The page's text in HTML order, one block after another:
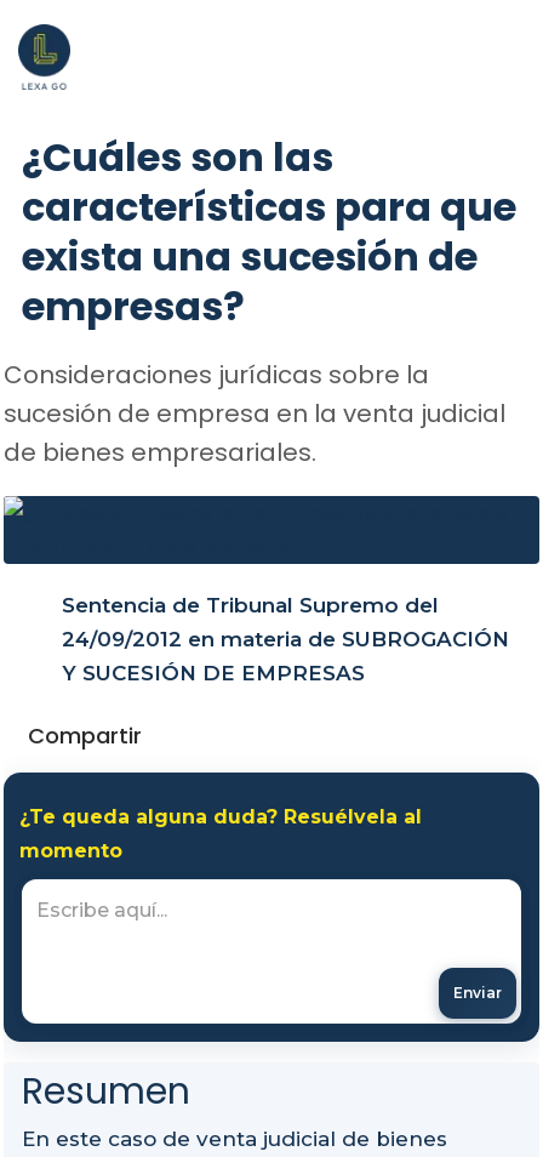
¿Cuáles son las
características para que
exista una sucesión de
empresas?
Consideraciones jurídicas sobre la
sucesión de empresa en la venta judicial
de bienes empresariales.
Sentencia de Tribunal Supremo del
24/09/2012 en materia de SUBROGACIÓN
Y SUCESIÓN DE EMPRESAS
Compartir
¿Te queda alguna duda? Resuélvela al
momento
Enviar
Resumen
En este caso de venta judicial de bienes